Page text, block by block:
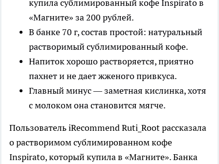
купила сублимированный кофе Inspirato в
«Магните» за 200 рублей.
В банке 70 г, состав простой: натуральный
растворимый сублимированный кофе.
Напиток хорошо растворяется, приятно
пахнет и не дает жженого привкуса.
Главный минус — заметная кислинка, хотя
с молоком она становится мягче.
Пользователь iRecommend Ruti_Root рассказала
о растворимом сублимированном кофе
Inspirato, который купила в «Магните». Банка